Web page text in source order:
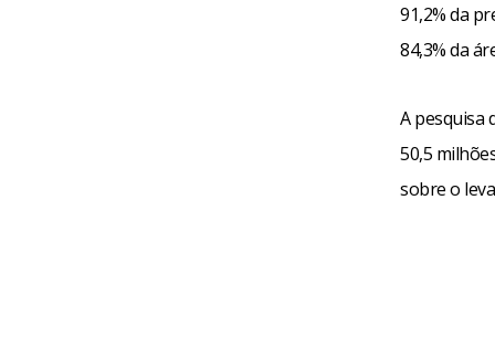
91,2% da
84,3% da
A pesquisa
50,5
sobre o